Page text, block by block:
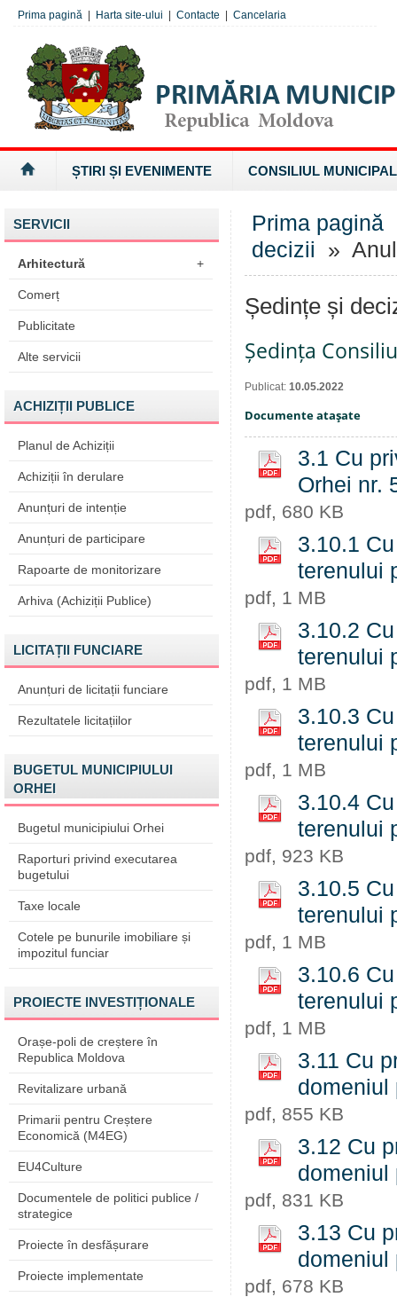
Prima pagină Harta site-ului Contacte Cancelaria
ȘTIRI ȘI EVENIMENTE CONSILIUL MUNICIPAL
SERVICII
Arhitectură +
Comerț
Publicitate
Alte servicii
ACHIZIȚII PUBLICE
Planul de Achiziții
Achiziții în derulare
Anunțuri de intenție
Anunțuri de participare
Rapoarte de monitorizare
Arhiva (Achiziții Publice)
LICITAȚII FUNCIARE
Anunțuri de licitații funciare
Rezultatele licitațiilor
BUGETUL MUNICIPIULUI
ORHEI
Bugetul municipiului Orhei
Raporturi privind executarea
bugetului
Taxe locale
Cotele pe bunurile imobiliare și
impozitul funciar
PROIECTE INVESTIȚIONALE
Orașe-poli de creștere în
Republica Moldova
Revitalizare urbană
Primarii pentru Creștere
Economică (M4EG)
EU4Culture
Documentele de politici publice /
strategice
Proiecte în desfășurare
Proiecte implementate
Prima pagină
decizii »
Ședințe și
Ședința
Publicat: 10.05.2022
Documente ataşate
3.1 Cu
Orhei nr.
pdf, 680 KB
3.10.1
terenului
pdf, 1 MB
3.10.2
terenului
pdf, 1 MB
3.10.3
terenului
pdf, 1 MB
3.10.4
terenului
pdf, 923 KB
3.10.5
terenului
pdf, 1 MB
3.10.6
terenului
pdf, 1 MB
3.11 Cu
domeniul
pdf, 855 KB
3.12 Cu
domeniul
pdf, 831 KB
3.13 Cu
domeniul
pdf, 678 KB